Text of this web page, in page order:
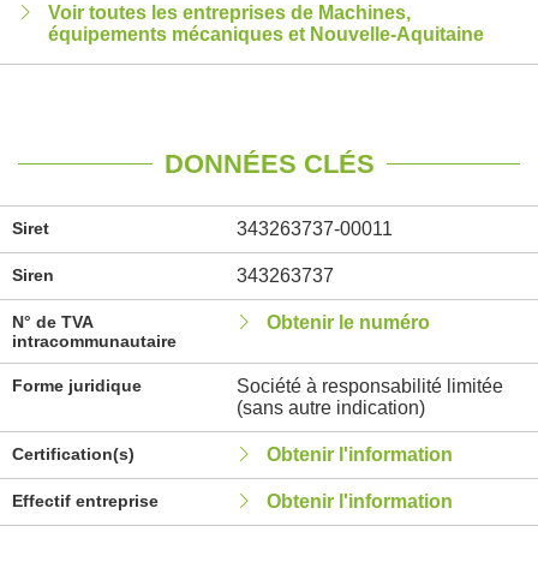
Voir toutes les entreprises de Machines,
équipements mécaniques et Nouvelle-Aquitaine
DONNÉES CLÉS
Siret 343263737-00011
Siren 343263737
N° de TVA
intracommunautaire
Obtenir le numéro
Forme juridique
Société à responsabilité limitée
(sans autre indication)
Certification(s) Obtenir l'information
Effectif entreprise Obtenir l'information